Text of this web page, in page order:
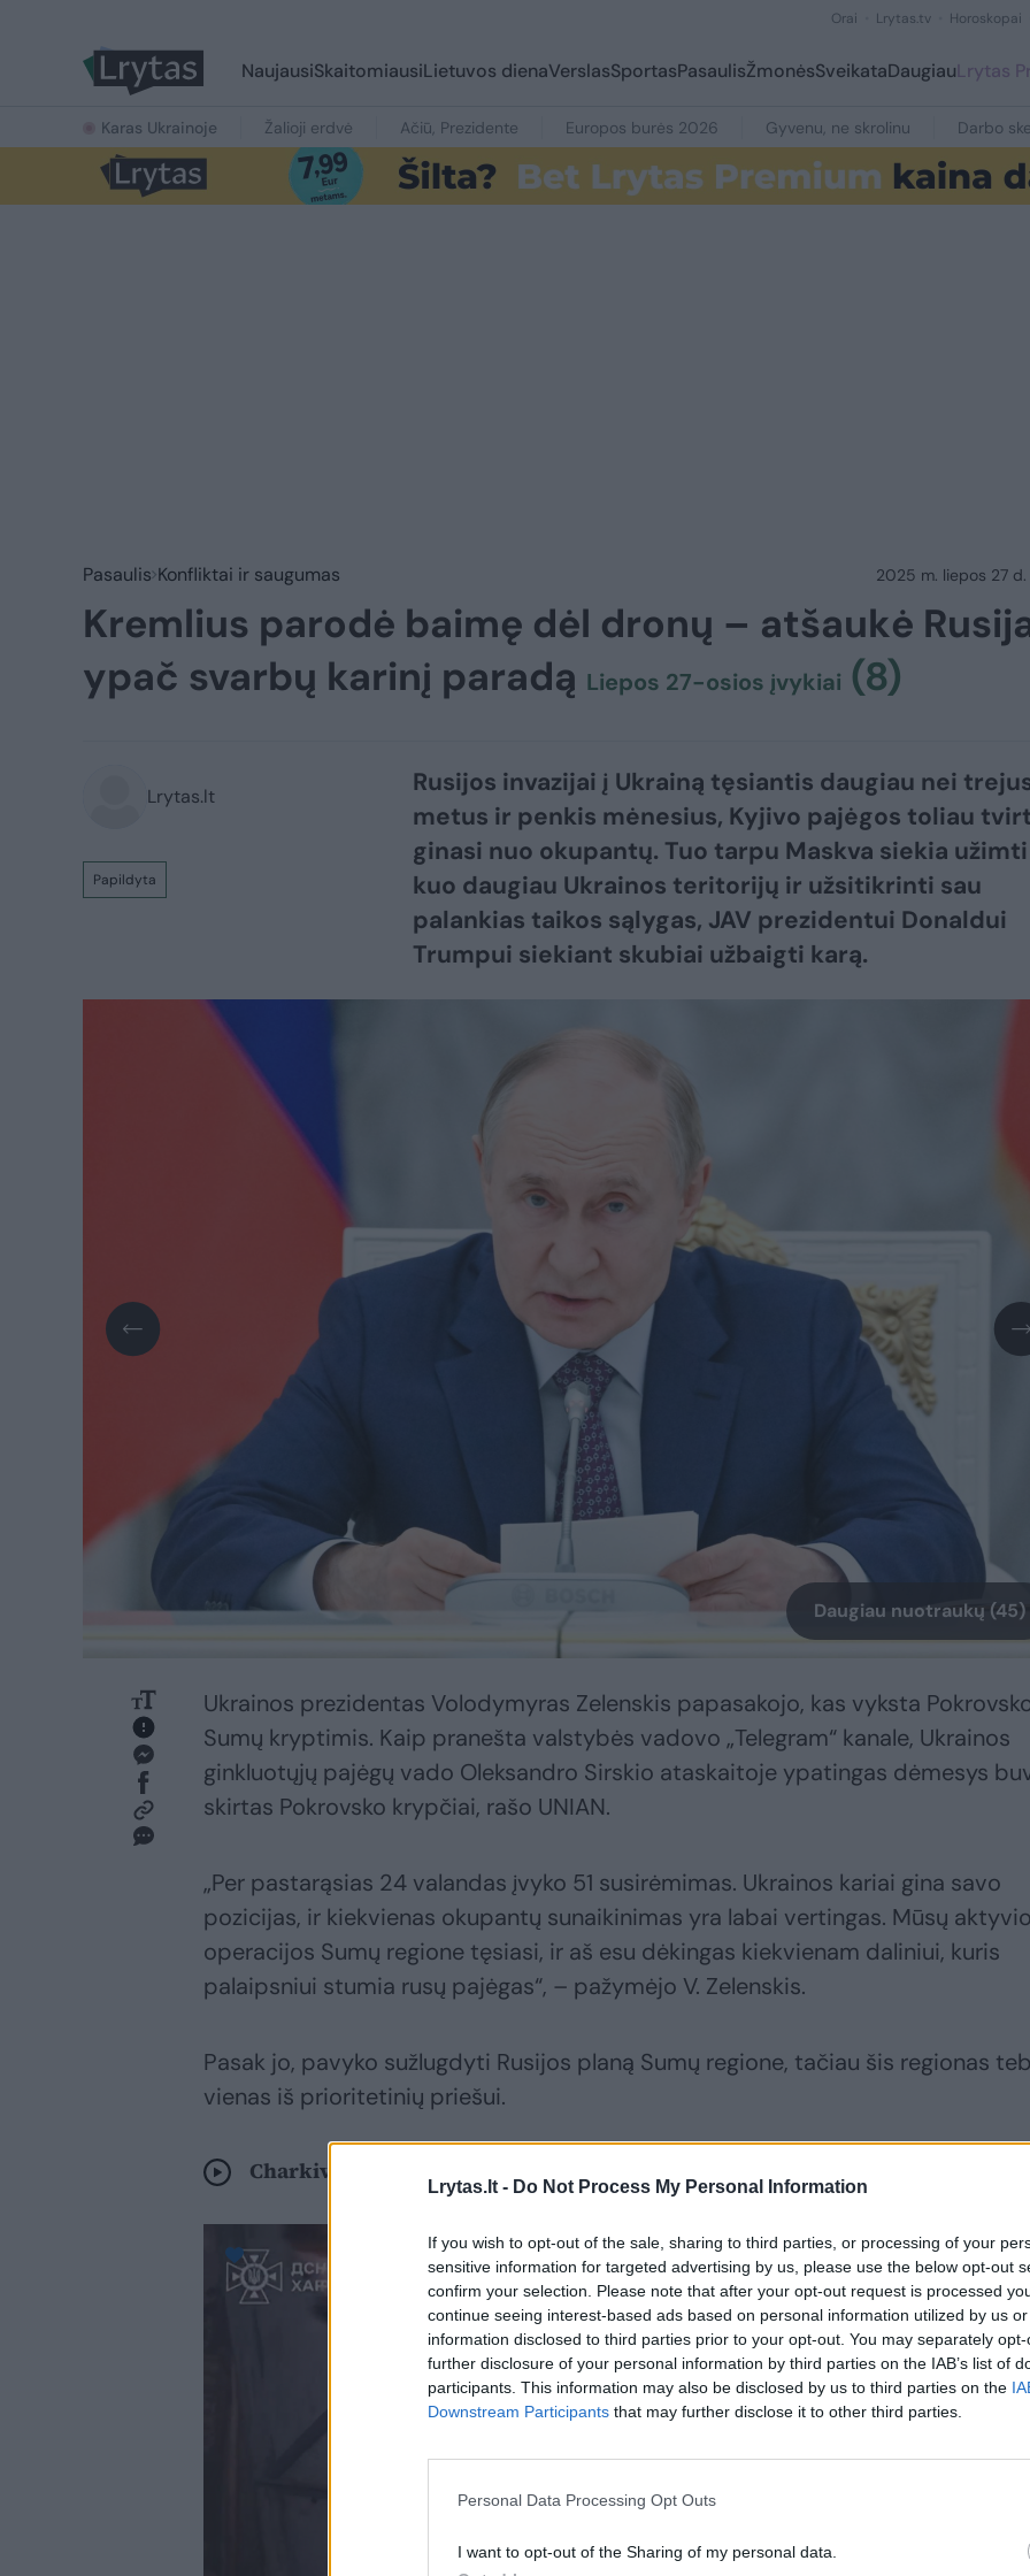
Lrytas.lt - Do Not Process My Personal Information
If you wish to opt-out of the sale, sharing to third parties, or processing of your
sensitive information for targeted advertising by us, please use the below opt-out
confirm your selection. Please note that after your opt-out request is processed
continue seeing interest-based ads based on personal information utilized by us
information disclosed to third parties prior to your opt-out. You may separately
further disclosure of your personal information by third parties on the IAB’s list of
participants. This information may also be disclosed by us to third parties on the
Downstream Participants that may further disclose it to other third parties.
Personal Data Processing Opt Outs
I want to opt-out of the Sharing of my personal data.
Orai Lrytas.tv Horoskopai
NaujausiSkaitomiausiLietuvos dienaVerslasSportasPasaulisŽmonėsSveikataDaugiauLrytas
Karas Ukrainoje Žalioji erdvė Ačiū, Prezidente Europos burės 2026 Gyvenu, ne skrolinu Darbo
Pasaulis Konfliktai ir saugumas 2025 m. liepos 27 d.
Kremlius parodė baimę dėl dronų – atšaukė
ypač svarbų karinį paradą Liepos 27-osios įvykiai (8)
Lrytas.lt
Papildyta
Rusijos invazijai į Ukrainą tęsiantis daugiau nei
metus ir penkis mėnesius, Kyjivo pajėgos toliau
ginasi nuo okupantų. Tuo tarpu Maskva siekia užimti
kuo daugiau Ukrainos teritorijų ir užsitikrinti sau
palankias taikos sąlygas, JAV prezidentui Donaldui
Trumpui siekiant skubiai užbaigti karą.
Daugiau nuotraukų (45)
Ukrainos prezidentas Volodymyras Zelenskis papasakojo, kas vyksta
Sumų kryptimis. Kaip pranešta valstybės vadovo „Telegram“ kanale, Ukrainos
ginkluotųjų pajėgų vado Oleksandro Sirskio ataskaitoje ypatingas dėmesys
skirtas Pokrovsko krypčiai, rašo UNIAN.
„Per pastarąsias 24 valandas įvyko 51 susirėmimas. Ukrainos kariai gina savo
pozicijas, ir kiekvienas okupantų sunaikinimas yra labai vertingas. Mūsų
operacijos Sumų regione tęsiasi, ir aš esu dėkingas kiekvienam daliniui, kuris
palaipsniui stumia rusų pajėgas“, – pažymėjo V. Zelenskis.
Pasak jo, pavyko sužlugdyti Rusijos planą Sumų regione, tačiau šis regionas
vienas iš prioritetinių priešui.
Charkive aidėjo nauji Rusijos dronų ir raketų smūgiai: neišvengta sužeistųjų